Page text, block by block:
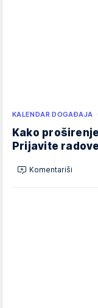
KALENDAR DOGAĐAJA
Kako
Prijavite
Komentariši